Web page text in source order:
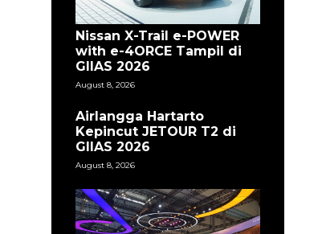
Nissan X-Trail e-POWER
with e-4ORCE Tampil di
GIIAS 2026
August 8, 2026
Airlangga Hartarto
Kepincut JETOUR T2 di
GIIAS 2026
August 8, 2026